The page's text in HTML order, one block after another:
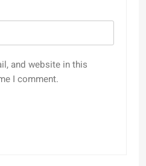
and website in this
I comment.